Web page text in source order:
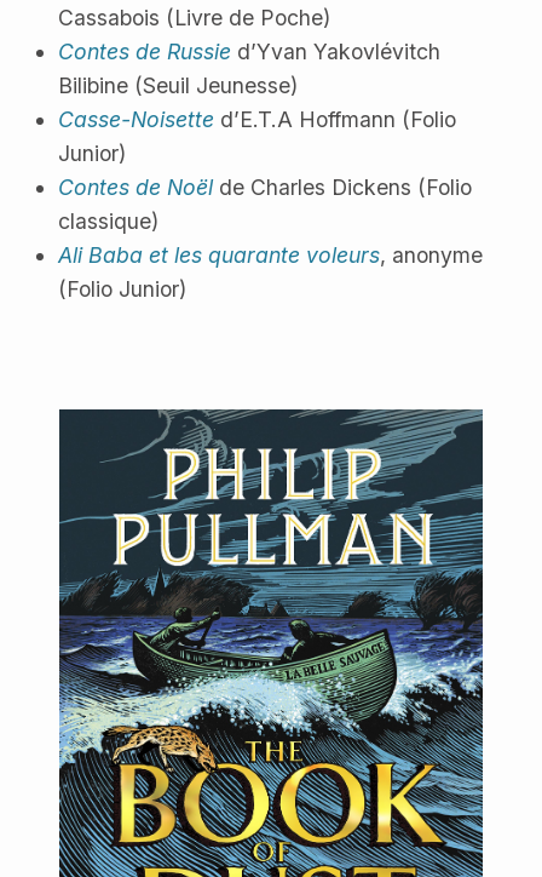
Cassabois (Livre de Poche)
Contes de Russie d’Yvan Yakovlévitch
Bilibine (Seuil Jeunesse)
Casse-Noisette d’E.T.A Hoffmann (Folio
Junior)
Contes de Noëlde Charles Dickens (Folio
classique)
Ali Baba et les quarante voleurs, anonyme
(Folio Junior)